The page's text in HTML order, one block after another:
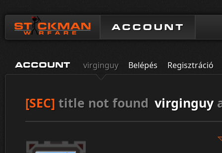
ACCOUNT
ACCOUNT virginguy Belépés Regisztráció
[SEC] title not found virginguy